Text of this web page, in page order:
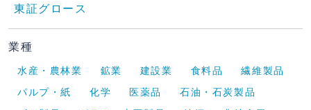
東証グロース
業種
水産・農林業 鉱業 建設業 食料品
繊維製品
パルプ・紙
化学 医薬品
石油・石炭製品